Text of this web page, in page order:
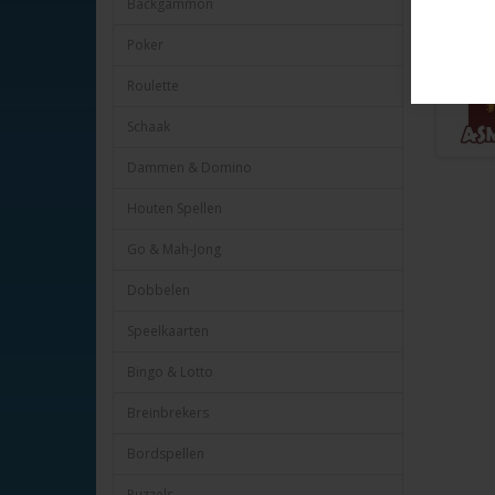
Backgammon
Poker
Roulette
Schaak
Dammen & Domino
Houten Spellen
Go & Mah-Jong
Dobbelen
Speelkaarten
Bingo & Lotto
Breinbrekers
Bordspellen